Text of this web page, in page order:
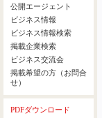
公開エージェント
ビジネス情報
ビジネス情報検索
掲載企業検索
ビジネス交流会
掲載希望の方（お問合
せ）
PDFダウンロード